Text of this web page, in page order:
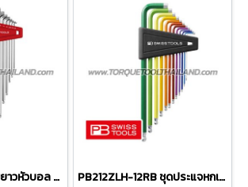
ชุดประแจหกเหลี่ยมยาวหัวบอล คอสั้น PB2212LH PB212ZLH-12RB ชุดประแจหกเหลี่ยมหัวบอลยาว (สีรุ้ง) ขนาด 1/20"-5/16" (12 ตัวชุด)